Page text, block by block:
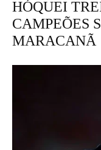
HÓQUEI
CAMPEÕES
MARACANÃ